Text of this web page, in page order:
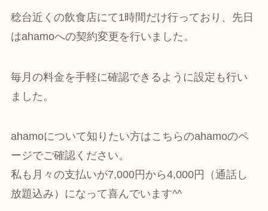
稔台近くの飲食店にて1時間だけ行っており、先日
はahamoへの契約変更を行いました。
毎月の料金を手軽に確認できるように設定も行い
ました。
ahamoについて知りたい方はこちらのahamoのペ
ージでご確認ください。
私も月々の支払いが7,000円から4,000円（通話し
放題込み）になって喜んでいます^^